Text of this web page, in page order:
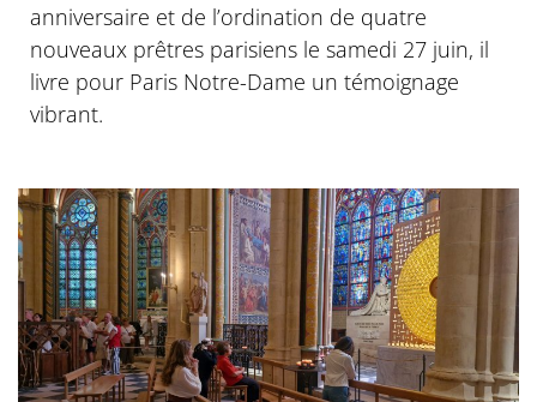
anniversaire et de l’ordination de quatre
nouveaux prêtres parisiens le samedi 27 juin, il
livre pour Paris Notre-Dame un témoignage
vibrant.